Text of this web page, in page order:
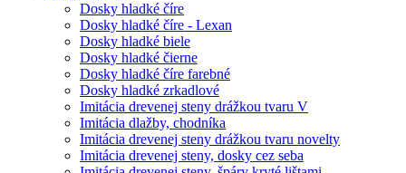
Dosky hladké číre
Dosky hladké číre - Lexan
Dosky hladké biele
Dosky hladké čierne
Dosky hladké číre farebné
Dosky hladké zrkadlové
Imitácia drevenej steny drážkou tvaru V
Imitácia dlažby, chodníka
Imitácia drevenej steny drážkou tvaru novelty
Imitácia drevenej steny, dosky cez seba